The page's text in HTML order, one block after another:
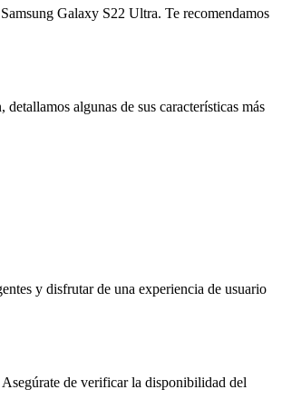
Galaxy S22 Ultra. Te recomendamos
algunas de sus características más
y disfrutar de una experiencia de usuario
de verificar la disponibilidad del